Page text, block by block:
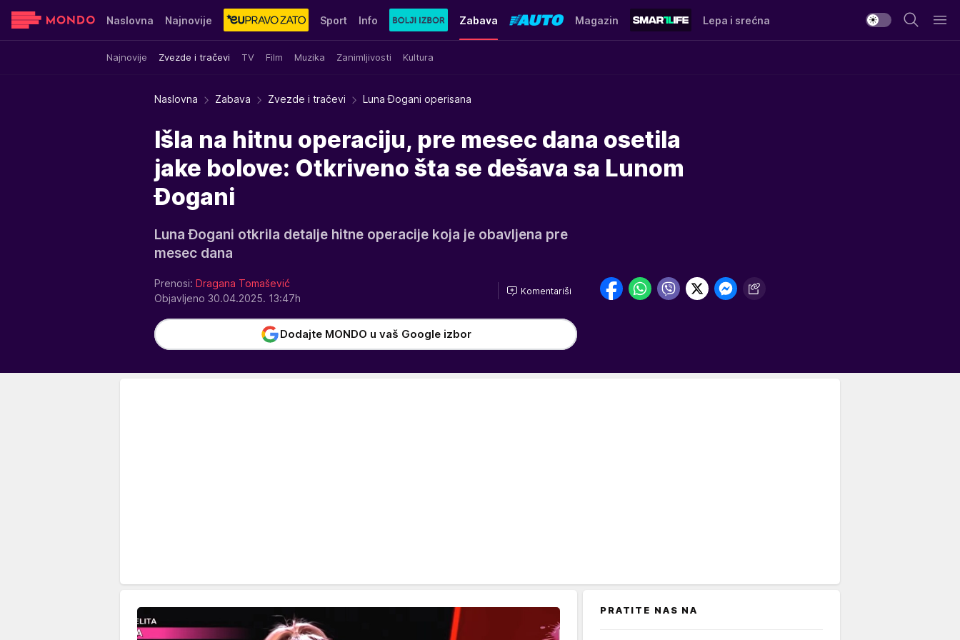
Naslovna Najnovije Sport Info Zabava
Najnovije Zvezde i tračevi TV Film Muzika Zanimljivosti Kultura
Magazin Lepa i srećna
Sensa Stvar ukusa Yumama
Naslovna Zabava Zvezde i tračevi Luna Đogani operisana
Išla na hitnu operaciju, pre mesec dana osetila
jake bolove: Otkriveno šta se dešava sa Lunom
Đogani
Luna Đogani otkrila detalje hitne operacije koja je obavljena pre
mesec dana
Prenosi: Dragana Tomašević
Objavljeno 30.04.2025. 13:47h
Komentariši
Dodajte MONDO u vaš Google izbor
PRATITE NAS NA